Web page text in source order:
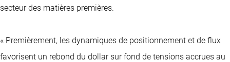
secteur des matières premières.
« Premièrement, les dynamiques de positionnement et de flux
favorisent un rebond du dollar sur fond de tensions accrues au